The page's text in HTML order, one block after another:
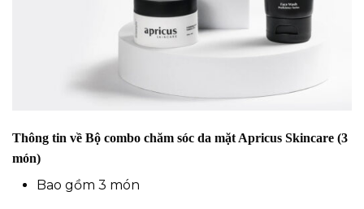
Thông tin về Bộ combo chăm sóc da mặt Apricus Skincare (3
món)
Bao gồm 3 món